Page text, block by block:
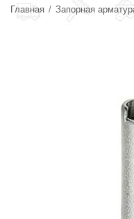
Главная / Запорная